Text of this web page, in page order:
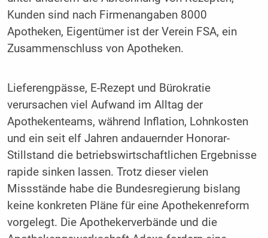
Kunden sind nach Firmenangaben 8000
Apotheken, Eigentümer ist der Verein FSA, ein
Zusammenschluss von Apotheken.
Lieferengpässe, E-Rezept und Bürokratie
verursachen viel Aufwand im Alltag der
Apothekenteams, während Inflation, Lohnkosten
und ein seit elf Jahren andauernder Honorar-
Stillstand die betriebswirtschaftlichen Ergebnisse
rapide sinken lassen. Trotz dieser vielen
Missstände habe die Bundesregierung bislang
keine konkreten Pläne für eine Apothekenreform
vorgelegt. Die Apothekerverbände und die